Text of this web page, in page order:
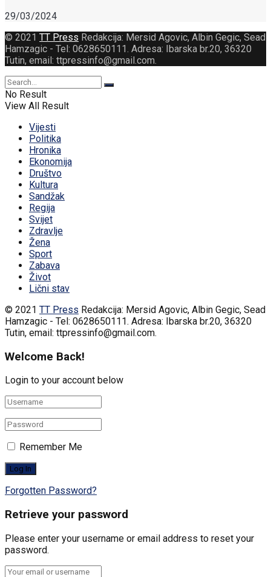
29/03/2024
© 2021 TT Press Redakcija: Mersid Agovic, Albin Gegic, Sead
Hamzagic - Tel: 0628650111. Adresa: Ibarska br.20, 36320
Tutin, email: ttpressinfo@gmail.com.
No Result
View All Result
Vijesti
Politika
Hronika
Ekonomija
Društvo
Kultura
Sandžak
Regija
Svijet
Zdravlje
Žena
Sport
Zabava
Život
Lični stav
© 2021 TT Press Redakcija: Mersid Agovic, Albin Gegic, Sead
Hamzagic - Tel: 0628650111. Adresa: Ibarska br.20, 36320
Tutin, email: ttpressinfo@gmail.com.
Welcome Back!
Login to your account below
Remember Me
Forgotten Password?
Retrieve your password
Please enter your username or email address to reset your
password.